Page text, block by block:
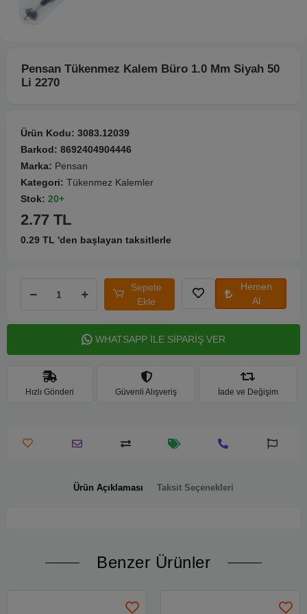
Pensan Tükenmez Kalem Büro 1.0 Mm Siyah 50
Li 2270
Ürün Kodu: 3083.12039
Barkod: 8692404904446
Marka: Pensan
Kategori: Tükenmez Kalemler
Stok: 20+
2.77 TL
0.29 TL 'den başlayan taksitlerle
Sepete
Ekle
Hemen
Al
WHATSAPP İLE SİPARİŞ VER
Hızlı Gönderi Güvenli Alışveriş İade ve Değişim
Ürün Açıklaması Taksit Seçenekleri
Benzer Ürünler